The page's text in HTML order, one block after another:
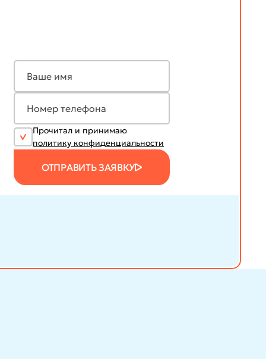
Прочитал и принимаю
политику конфиденциальности
ОТПРАВИТЬ ЗАЯВКУ